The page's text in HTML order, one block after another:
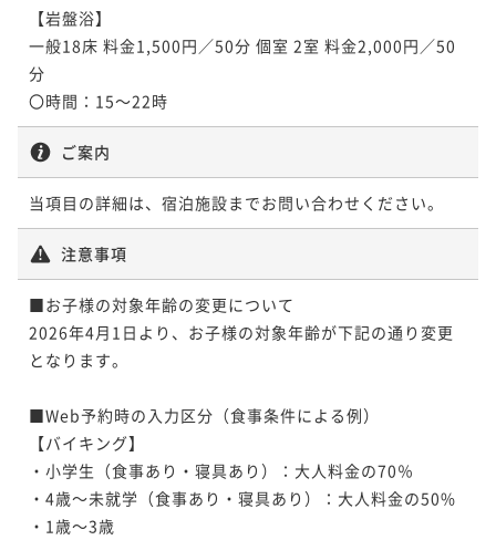
【岩盤浴】
一般18床 料金1,500円／50分 個室 2室 料金2,000円／50
分
〇時間：15～22時
ご案内
当項目の詳細は、宿泊施設までお問い合わせください。
注意事項
■お子様の対象年齢の変更について
2026年4月1日より、お子様の対象年齢が下記の通り変更
となります。
■Web予約時の入力区分（食事条件による例）
【バイキング】
・小学生（食事あり・寝具あり）：大人料金の70％
・4歳～未就学（食事あり・寝具あり）：大人料金の50%
・1歳～3歳